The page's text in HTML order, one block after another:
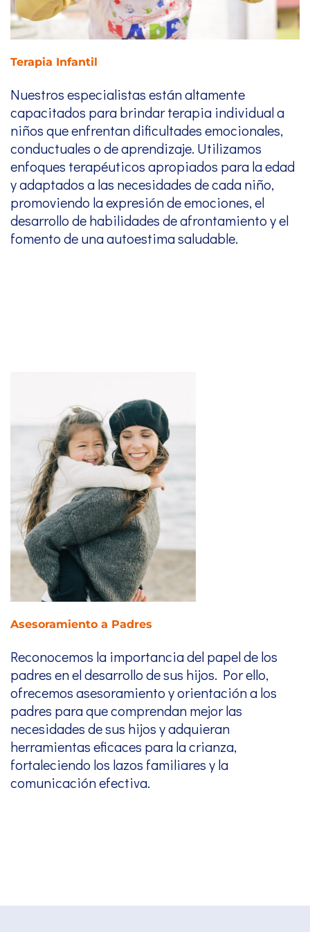
Terapia Infantil
Nuestros especialistas están altamente
capacitados para brindar terapia individual a
niños que enfrentan dificultades emocionales,
conductuales o de aprendizaje. Utilizamos
enfoques terapéuticos apropiados para la edad
y adaptados a las necesidades de cada niño,
promoviendo la expresión de emociones, el
desarrollo de habilidades de afrontamiento y el
fomento de una autoestima saludable.
Asesoramiento a Padres
Reconocemos la importancia del papel de los
padres en el desarrollo de sus hijos. Por ello,
ofrecemos asesoramiento y orientación a los
padres para que comprendan mejor las
necesidades de sus hijos y adquieran
herramientas eficaces para la crianza,
fortaleciendo los lazos familiares y la
comunicación efectiva.